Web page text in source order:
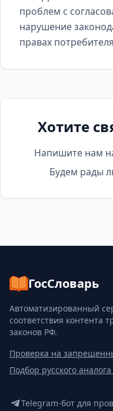
проблем с
нарушение
правах
Хотите
Напишите нам
Будем рады
ГосСловарь
Автоматизированный
соответствия контента
законов РФ.
Проверка на
Подбор русского
Telegram-бот для